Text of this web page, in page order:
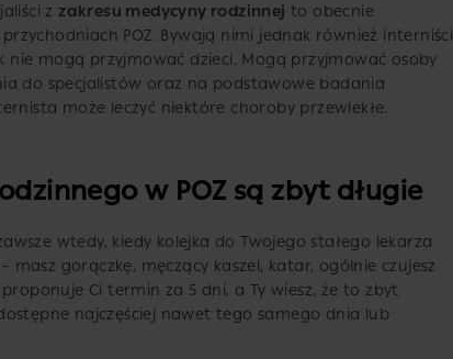
zzakresu medycyny rodzinnej to obecnie
POZ. Bywają nimi jednak również interniści
nie mogą przyjmować dzieci. Mogą przyjmować osoby
do specjalistów oraz na podstawowe badania
może leczyć niektóre choroby przewlekłe.
w POZ są zbyt długie
wtedy, kiedy kolejka do Twojego stałego lekarza
masz gorączkę, męczący kaszel, katar, ogólnie czujesz
Ci termin za 5 dni, a Ty wiesz, że to zbyt
najczęściej nawet tego samego dnia lub